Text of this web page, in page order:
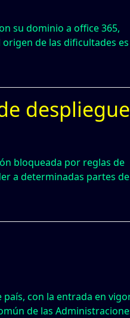
su dominio a office 365,
de las dificultades es
despliegue
bloqueada por reglas de
a determinadas partes
con la entrada en
de las